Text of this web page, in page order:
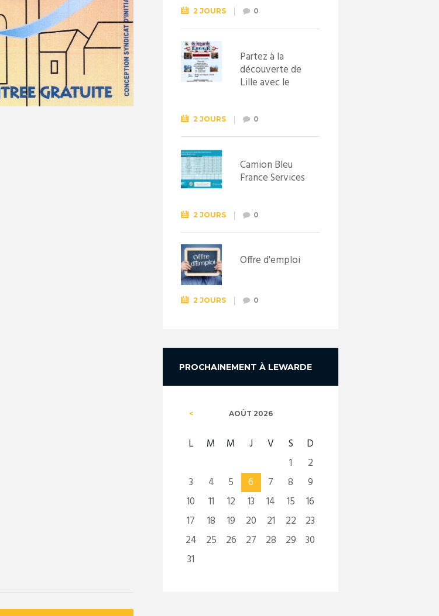
septembre
2026
2 JOURS 0
Partez à la
découverte de
Lille avec le
Lewarde, le 26
septembre !
2 JOURS 0
Camion Bleu
France Services
2 JOURS 0
Offre d'emploi
2 JOURS 0
PROCHAINEMENT À LEWARDE
AOÛT 2026
L M M J V S
D
1
2
3
4 5 6 7 8
9
10
11 12 13 14 15
16
17
18 19 20 21 22
23
24
25 26 27 28 29
30
31